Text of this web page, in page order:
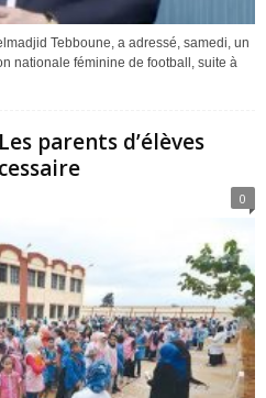
Tebboune, a adressé, samedi, un
nationale féminine de football, suite à
Les parents d’élèves
0